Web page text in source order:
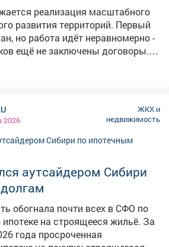
реализация масштабного
развития территорий. Первый
но работа идёт неравномерно -
ещё не заключены договоры.
Павел Дроздов в соцсетях
ситуацией в квартале 6/1, где
в этом квартале, смотрят
от старости дома и бараки,
даже аварийным это
потому что „оно уже в зоне
Если участок не нужен
город не осваивает его?» По
городского развития
сегодняшний день без
микрорайоны 6/1, 6/3 и 12/1.
в августе‑сентябре аукционы и
2026
ЖКХ и
недвижимость
аутсайдером Сибири
обогнала почти всех в СФО по
на строящееся жильё. За
года просроченная